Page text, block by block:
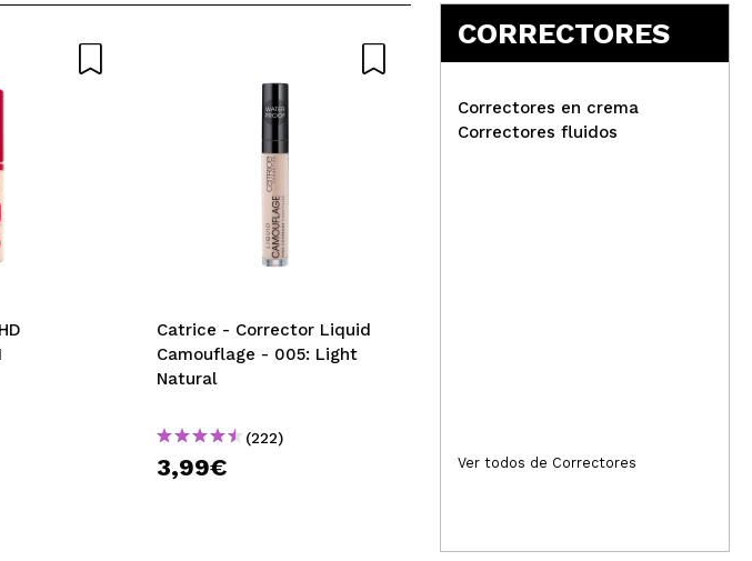
Catrice - Corrector Liquid
Camouflage - 005: Light
Natural
(222)
3,99€ 2,99€
CORRECTORES
Correctores en crema
Correctores fluidos
Ver todos de Correctores